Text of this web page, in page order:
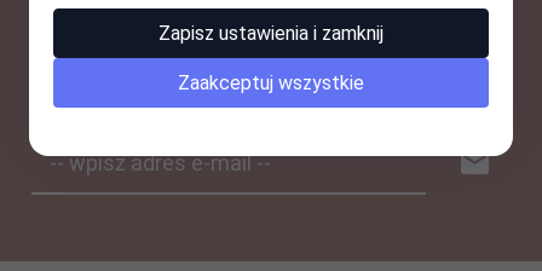
NOWOŚCIAMI I PROMOCJAMI
ABANT.PL
-- wpisz adres e-mail --
Zapisz ustawienia i zamknij
Zaakceptuj wszystkie